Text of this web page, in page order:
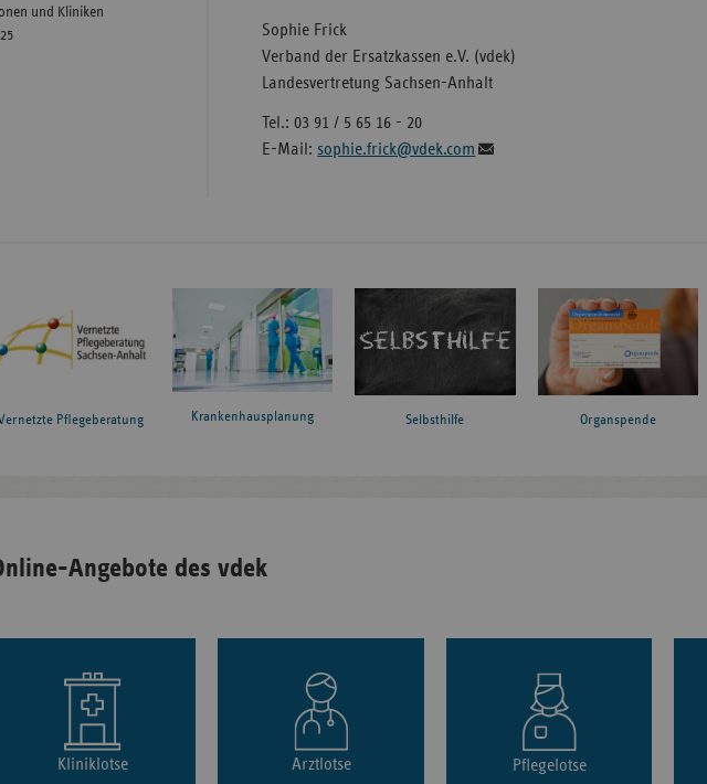
Sophie Frick
Verband der Ersatzkassen e.V. (vdek)
Landesvertretung Sachsen-Anhalt
Tel.: 03 91 / 5 65 16 - 20
E-Mail: sophie.frick@vdek.com
und Kliniken
Pflegeberatung Krankenhausplanung Selbsthilfe Organspende
Angebote des vdek
Kliniklotse Arztlotse Pflegelotse